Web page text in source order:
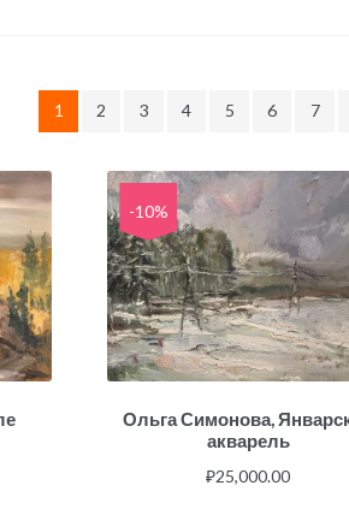
1 2 3 4 5 6 7
-10%
Ольга Симонова,
акварель
₽25,000.00